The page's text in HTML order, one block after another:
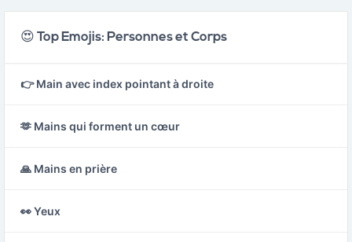
😍 Top Emojis: Personnes et Corps
👉 Main avec index pointant à droite
🫶 Mains qui forment un cœur
🙏 Mains en prière
👀 Yeux